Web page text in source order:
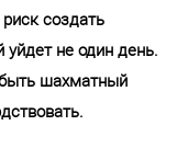
создать
уйдет не один день.
шахматный